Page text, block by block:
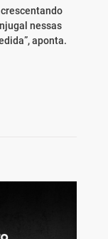
nessas
aponta.